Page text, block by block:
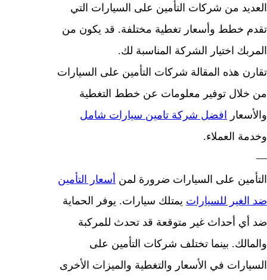
من شركات التأمين على السيارات التي
خطط وأسعار تغطية مختلفة. قد يكون من
اختيار الشركة المناسبة لك.
هذه المقالة شركات التأمين على السيارات
توفير معلومات عن خطط التغطية
افضل شركة تامين سيارات شامل
العملاء.
على السيارات ضرورة لمنأسعار التأمين
للسياراتيمتلك سيارات. يوفر الحماية
أحداث غير متوقعة قد تحدث للمركبة
بينما تختلف شركات التأمين على
في الأسعار والتغطية والميزات الأخرى